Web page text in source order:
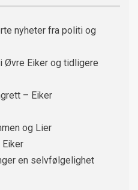
nyheter fra politi og
Øvre Eiker og tidligere
– Eiker
og Lier
en selvfølgelighet